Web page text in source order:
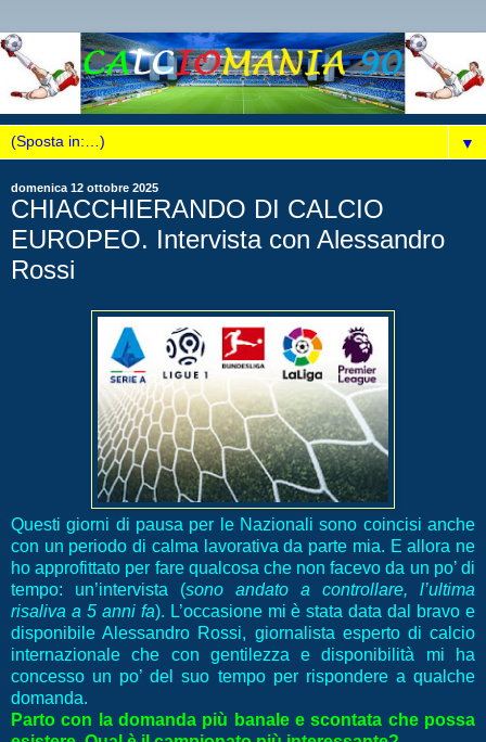
▼
domenica 12 ottobre 2025
CHIACCHIERANDO DI CALCIO
EUROPEO. Intervista con Alessandro
Rossi
Questi giorni di pausa per le Nazionali sono coincisi anche
con un periodo di calma lavorativa da parte mia. E allora ne
ho approfittato per fare qualcosa che non facevo da un po’ di
tempo: un’intervista (sono andato a controllare, l’ultima
risaliva a 5 anni fa). L’occasione mi è stata data dal bravo e
disponibile Alessandro Rossi, giornalista esperto di calcio
internazionale che con gentilezza e disponibilità mi ha
concesso un po’ del suo tempo per rispondere a qualche
domanda.
Parto con la domanda più banale e scontata che possa